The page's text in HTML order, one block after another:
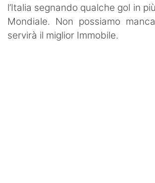
l’Italia segnando qualche gol in
Mondiale. Non possiamo
servirà il miglior Immobile.